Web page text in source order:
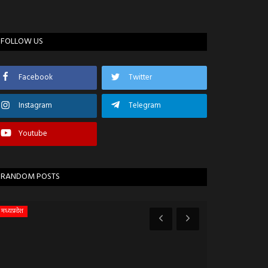
FOLLOW US
Facebook Twitter
Instagram Telegram
Youtube
RANDOM POSTS
मध्यप्रदेश